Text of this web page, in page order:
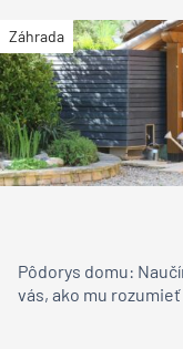
Záhrada
Pôdorys domu:
vás, ako mu rozumieť